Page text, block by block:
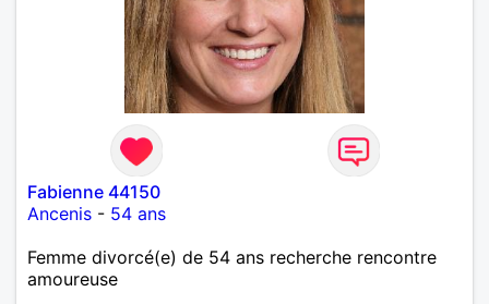
Fabienne 44150
Ancenis - 54 ans
Femme divorcé(e) de 54 ans recherche rencontre
amoureuse